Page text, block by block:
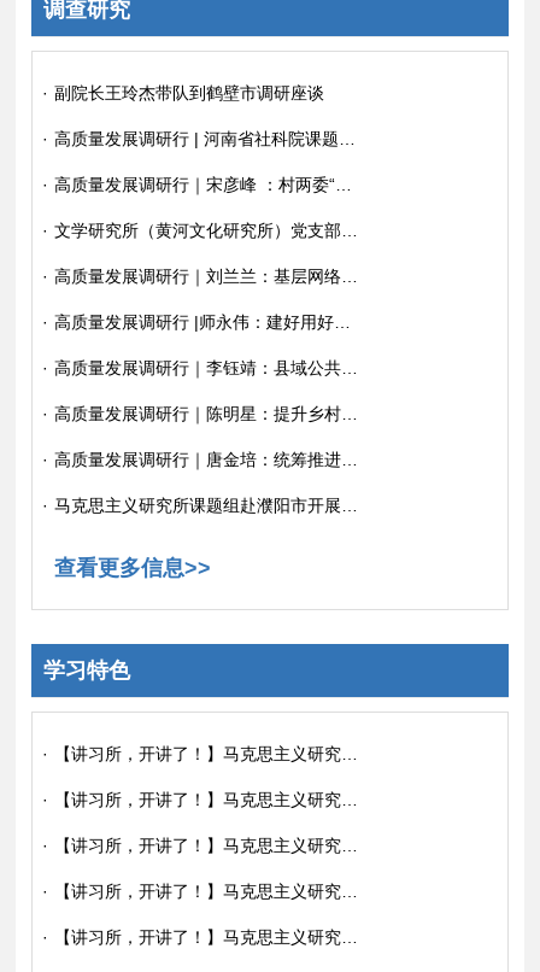
调查研究
· 副院长王玲杰带队到鹤壁市调研座谈
· 高质量发展调研行 | 河南省社科院课题组：河南省数字经济核心产业调研报告
· 高质量发展调研行｜宋彦峰 ：村两委“一肩挑”的调查与思考
· 文学研究所（黄河文化研究所）党支部举办“赓续红色根脉，增强党性修养”主题党日活动暨优秀传统文化调研活动
· 高质量发展调研行｜刘兰兰：基层网络综合治理体系建设的调查与思考
· 高质量发展调研行 |师永伟：建好用好黄河国家文化公园的调查与思考
· 高质量发展调研行｜李钰靖：县域公共文化服务体系建设的调查与启示
· 高质量发展调研行｜陈明星：提升乡村治理效能的调研与思考
· 高质量发展调研行｜唐金培：统筹推进城乡精神文明建设融合发展的调研与思考
· 马克思主义研究所课题组赴濮阳市开展“四敢”专题调研
查看更多信息>>
学习特色
· 【讲习所，开讲了！】马克思主义研究所开展“传家训、立家规、扬家风”专题讲习活动
· 【讲习所，开讲了！】马克思主义研究所党支部举办第十二期“学习贯彻习近平新时代中国特色社会主义思想主题教育讲习所”活动
· 【讲习所，开讲了！】马克思主义研究所党支部联合法学研究所党支部共同举办第十一期“学习贯彻习近平新时代中国特色社会主义思想主题教育讲习所”活动
· 【讲习所，开讲了！】马克思主义研究所党支部联合法学研究所党支部共同举办第十一期“学习贯彻习近平新时代中国特色社会主义思想主题教育讲习所”活动
· 【讲习所，开讲了！】马克思主义研究所党支部举办第十期“学习贯彻习近平新时代中国特色社会主义思想主题教育讲习所”活动